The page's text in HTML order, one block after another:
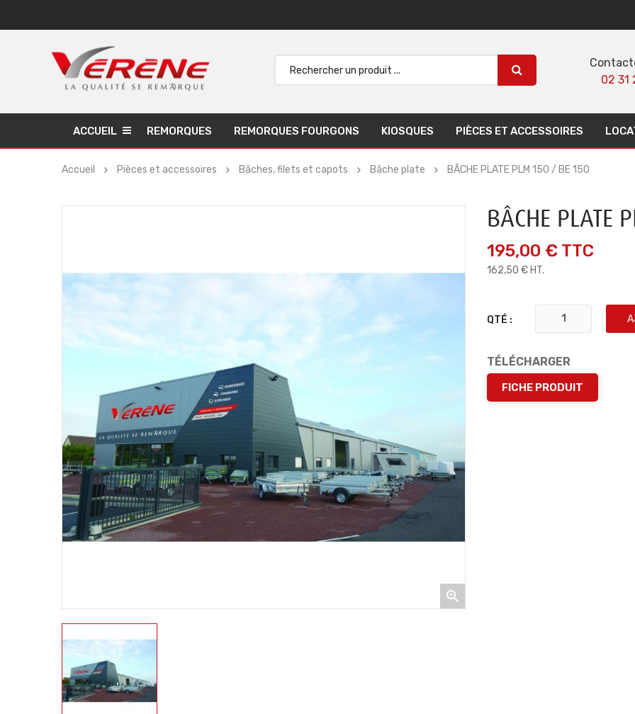
02 31
ACCUEIL REMORQUES REMORQUES FOURGONS KIOSQUES PIÈCES ET ACCESSOIRES
Accueil Pièces et accessoires Bâches, filets et capots Bâche plate BÂCHE PLATE PLM 150 / BE 150

BÂCHE
195,00 € TTC
162,50 € HT.
QTÉ :
TÉLÉCHARGER
FICHE PRODUIT